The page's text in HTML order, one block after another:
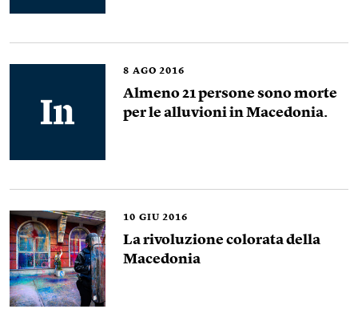
8 AGO 2016
Almeno 21 persone sono morte
per le alluvioni in Macedonia.
10 GIU 2016
La rivoluzione colorata della
Macedonia